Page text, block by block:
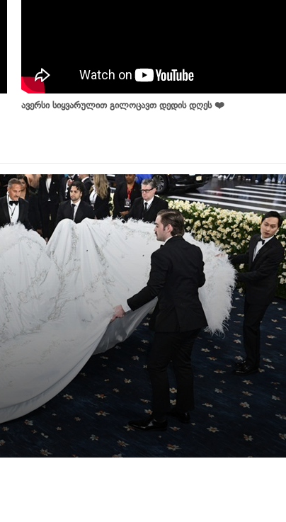
ავერსი სიყვარულით გილოცავთ დედის დღეს ❤️